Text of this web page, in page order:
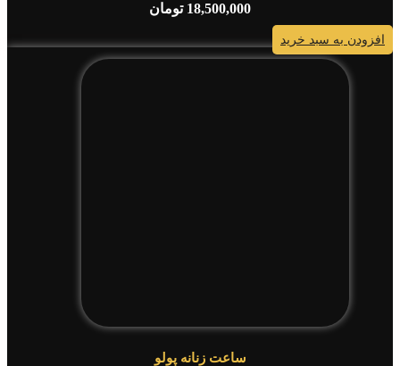
18,500,000 تومان
افزودن به سبد خرید
ساعت زنانه پولو